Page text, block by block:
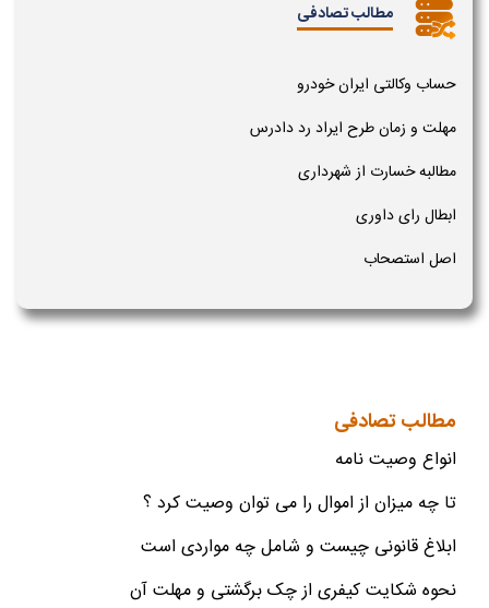
مطالب تصادفی
حساب وکالتی ایران خودرو
مهلت و زمان طرح ایراد رد دادرس
مطالبه خسارت از شهرداری
ابطال رای داوری
اصل استصحاب
مطالب تصادفی
انواع وصیت نامه
تا چه میزان از اموال را می توان وصیت کرد ؟
ابلاغ قانونی چیست و شامل چه مواردی است
نحوه شکایت کیفری از چک برگشتی و مهلت آن